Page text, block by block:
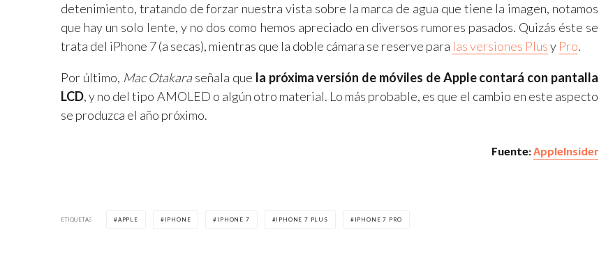
detenimiento, tratando de forzar nuestra vista sobre la marca de agua que tiene la imagen, notamos
que hay un solo lente, y no dos como hemos apreciado en diversos rumores pasados. Quizás éste se
trata del iPhone 7 (a secas), mientras que la doble cámara se reserve para las versiones Plusy Pro.
Por último, Mac Otakara señala que la próxima versión de móviles de Apple contará con pantalla
LCD, y no del tipo AMOLED o algún otro material. Lo más probable, es que el cambio en este aspecto
se produzca el año próximo.
Fuente:AppleInsider
ETIQUETAS APPLE IPHONE IPHONE 7 IPHONE 7 PLUS IPHONE 7 PRO